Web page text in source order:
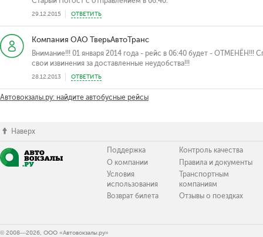
29.12.2015 ОТВЕТИТЬ
Компания ОАО ТверьАвтоТранс
Внимание!!! 01 января 2014 года - рейс в 06:40 будет - ОТМЕНЁН!!!
свои извинения за доставленные неудобства!!!
28.12.2013 ОТВЕТИТЬ
Автовокзалы.ру: найдите автобусные рейсы
Наверх
Поддержка
О компании
Условия
использования
Возврат билета
Контроль качества
Правила и документы
Транспортным
компаниям
Отзывы о поездках
© 2008—2026, ООО «Автовокзалы.ру»